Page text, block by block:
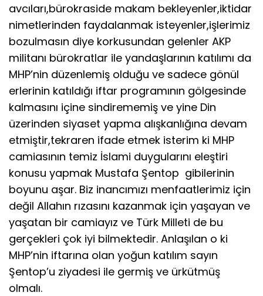
avcıları,bürokraside makam bekleyenler,iktidar
nimetlerinden faydalanmak isteyenler,işlerimiz
bozulmasın diye korkusundan gelenler AKP
militanı bürokratlar ile yandaşlarının katılımı da
MHP’nin düzenlemiş olduğu ve sadece gönül
erlerinin katıldığı iftar programının gölgesinde
kalmasını içine sindirememiş ve yine Din
üzerinden siyaset yapma alışkanlığına devam
etmiştir,tekraren ifade etmek isterim ki MHP
camiasının temiz İslami duygularını eleştiri
konusu yapmak Mustafa Şentop gibilerinin
boyunu aşar. Biz inancımızı menfaatlerimiz için
değil Allahın rızasını kazanmak için yaşayan ve
yaşatan bir camiayız ve Türk Milleti de bu
gerçekleri çok iyi bilmektedir. Anlaşılan o ki
MHP’nin iftarına olan yoğun katılım sayın
Şentop’u ziyadesi ile germiş ve ürkütmüş
olmalı.